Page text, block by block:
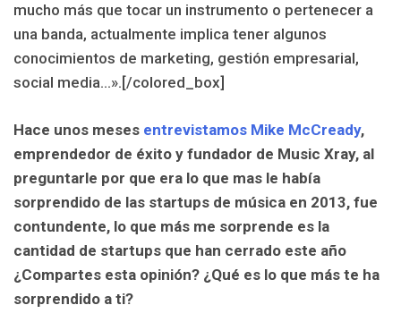
mucho más que tocar un instrumento o pertenecer a
una banda, actualmente implica tener algunos
conocimientos de marketing, gestión empresarial,
social media…».[/colored_box]
Hace unos meses entrevistamos Mike McCready,
emprendedor de éxito y fundador de Music Xray, al
preguntarle por que era lo que mas le había
sorprendido de las startups de música en 2013, fue
contundente, lo que más me sorprende es la
cantidad de startups que han cerrado este año
¿Compartes esta opinión? ¿Qué es lo que más te ha
sorprendido a ti?